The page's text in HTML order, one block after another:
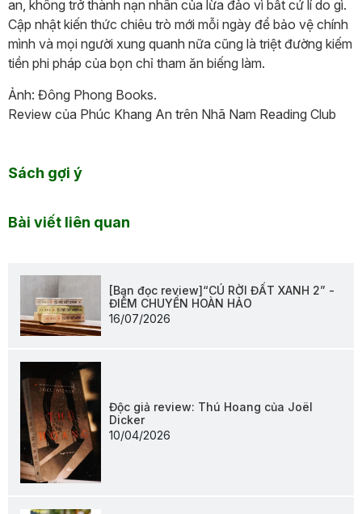
an, không trở thành nạn nhân của lừa đảo vì bất cứ lí do gì.
Cập nhật kiến thức chiêu trò mới mỗi ngày để bảo vệ chính
mình và mọi người xung quanh nữa cũng là triệt đường kiếm
tiền phi pháp của bọn chỉ tham ăn biếng làm.
Ảnh: Đông Phong Books.
Review của Phúc Khang An trên Nhã Nam Reading Club
Sách gợi ý
Bài viết liên quan
[Bạn đọc review]“CÚ RỜI ĐẤT XANH 2” -
ĐIỂM CHUYỂN HOÀN HẢO
16/07/2026
Độc giả review: Thú Hoang của Joël
Dicker
10/04/2026